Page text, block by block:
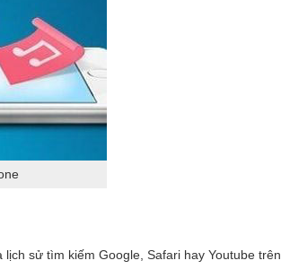
sử tìm kiếm Google, Safari hay Youtube trên